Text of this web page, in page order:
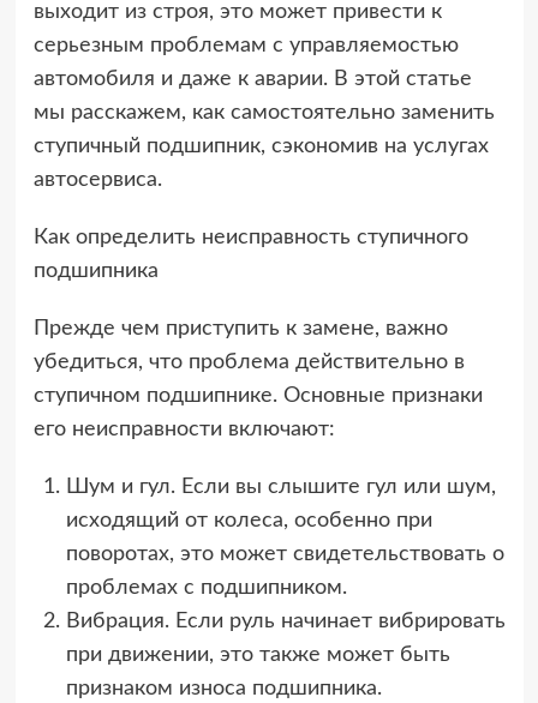
выходит из строя, это может привести к
серьезным проблемам с управляемостью
автомобиля и даже к аварии. В этой статье
мы расскажем, как самостоятельно заменить
ступичный подшипник, сэкономив на услугах
автосервиса.
Как определить неисправность ступичного
подшипника
Прежде чем приступить к замене, важно
убедиться, что проблема действительно в
ступичном подшипнике. Основные признаки
его неисправности включают:
Шум и гул. Если вы слышите гул или шум,
исходящий от колеса, особенно при
поворотах, это может свидетельствовать о
проблемах с подшипником.
Вибрация. Если руль начинает вибрировать
при движении, это также может быть
признаком износа подшипника.